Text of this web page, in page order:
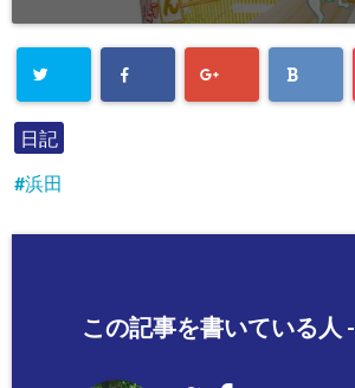
日記
浜田
この記事を書いている人 -